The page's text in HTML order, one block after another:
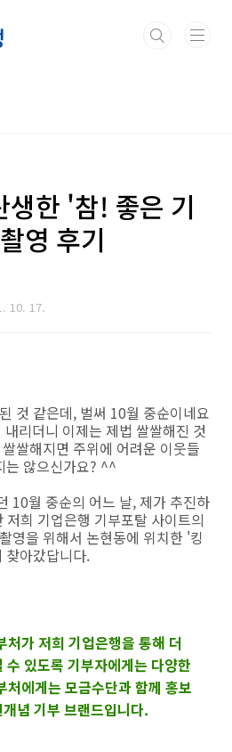
생한 '참! 좋은 기
영 후기
10. 17.
것 같은데, 벌써 10월 중순이네요
리더니 이제는 제법 쌀쌀해진 것
쌀해지면 주위에 어려운 이웃들
는 않으신가요? ^^
10월 중순의 어느 날, 제가 추진하
저희 기업은행 기부포탈 사이트의
영을 위해서 논현동에 위치한 '킹
찾아갔답니다.
가 저희 기업은행을 통해 더
수 있도록 기부자에게는 다양한
처에게는 모금수단과 함께 홍보
념 기부 브랜드입니다.